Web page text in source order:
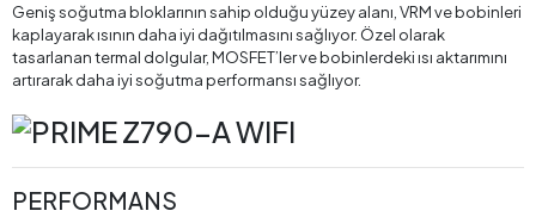
Geniş soğutma bloklarının sahip olduğu yüzey alanı, VRM ve bobinleri
kaplayarak ısının daha iyi dağıtılmasını sağlıyor. Özel olarak
tasarlanan termal dolgular, MOSFET’ler ve bobinlerdeki ısı aktarımını
artırarak daha iyi soğutma performansı sağlıyor.
PERFORMANS